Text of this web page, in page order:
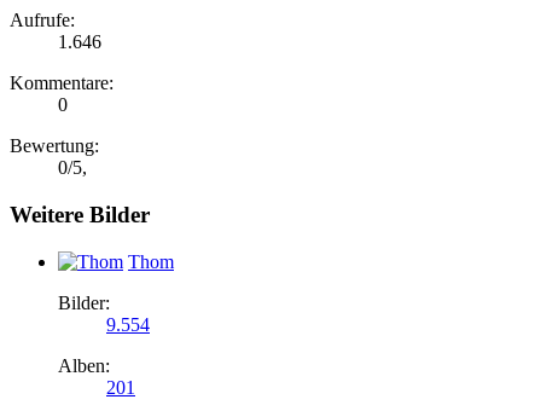
Aufrufe:
1.646
Kommentare:
0
Bewertung:
0/5,
Weitere Bilder
Thom
Bilder:
9.554
Alben:
201